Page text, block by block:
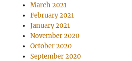
March 2021
February 2021
January 2021
November 2020
October 2020
September 2020